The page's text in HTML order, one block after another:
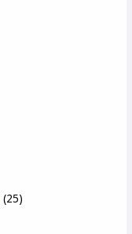
(25)